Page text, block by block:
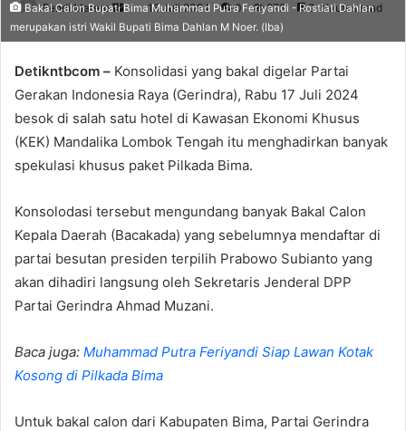
Fendi Marero
Send
an
16 Juli 2024 0 273 2 minutes read
Bakal Calon Bupati Bima Muhammad Putra Feriyandi - Rostiati Dahlan
merupakan istri Wakil Bupati Bima Dahlan M Noer. (Iba)
Detikntbcom – Konsolidasi yang bakal digelar Partai
Gerakan Indonesia Raya (Gerindra), Rabu 17 Juli 2024
besok di salah satu hotel di Kawasan Ekonomi Khusus
(KEK) Mandalika Lombok Tengah itu menghadirkan banyak
spekulasi khusus paket Pilkada Bima.
Konsolodasi tersebut mengundang banyak Bakal Calon
Kepala Daerah (Bacakada) yang sebelumnya mendaftar di
partai besutan presiden terpilih Prabowo Subianto yang
akan dihadiri langsung oleh Sekretaris Jenderal DPP
Partai Gerindra Ahmad Muzani.
Baca juga: Muhammad Putra Feriyandi Siap Lawan Kotak
Kosong di Pilkada Bima
Untuk bakal calon dari Kabupaten Bima, Partai Gerindra